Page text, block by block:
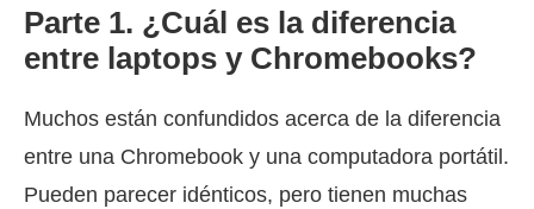
Parte 1. ¿Cuál es la diferencia
entre laptops y Chromebooks?
Muchos están confundidos acerca de la diferencia
entre una Chromebook y una computadora portátil.
Pueden parecer idénticos, pero tienen muchas